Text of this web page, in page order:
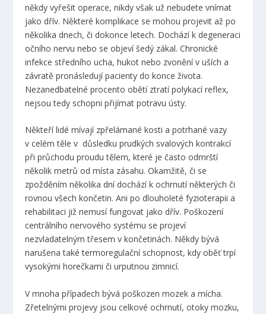
někdy vyřešit operace, nikdy však už nebudete vnímat
jako dřív. Některé komplikace se mohou projevit až po
několika dnech, či dokonce letech. Dochází k degeneraci
očního nervu nebo se objeví šedý zákal. Chronické
infekce středního ucha, hukot nebo zvonění v uších a
závratě pronásledují pacienty do konce života.
Nezanedbatelné procento obětí ztratí polykací reflex,
nejsou tedy schopni přijímat potravu ústy.
Někteří lidé mívají zpřelámané kosti a potrhané vazy
v celém těle v důsledku prudkých svalových kontrakcí
při průchodu proudu tělem, které je často odmrští
několik metrů od místa zásahu. Okamžitě, či se
zpožděním několika dní dochází k ochrnutí některých či
rovnou všech končetin. Ani po dlouholeté fyzioterapii a
rehabilitaci již nemusí fungovat jako dřív. Poškození
centrálního nervového systému se projeví
nezvladatelným třesem v končetinách. Někdy bývá
narušena také termoregulační schopnost, kdy oběť trpí
vysokými horečkami či urputnou zimnicí.
V mnoha případech bývá poškozen mozek a mícha.
Zřetelnými projevy jsou celkové ochrnutí, otoky mozku,